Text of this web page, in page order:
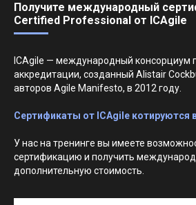
Получите международный
Certified Professional от ICAgile
ICAgile — международный консорциум
аккредитации, созданный Alistair
авторов Agile Manifesto, в 2012 году.
Сертификаты от ICAgile котируются
У нас на тренинге вы имеете
сертификацию и получить
дополнительную стоимость.